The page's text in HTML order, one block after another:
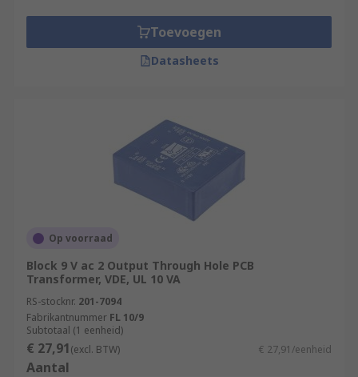
Toevoegen
Datasheets
Op voorraad
Block 9 V ac 2 Output Through Hole PCB
Transformer, VDE, UL 10 VA
RS-stocknr. 201-7094
Fabrikantnummer FL 10/9
Subtotaal (1 eenheid)
€ 27,91(excl. BTW) € 27,91/eenheid
Aantal